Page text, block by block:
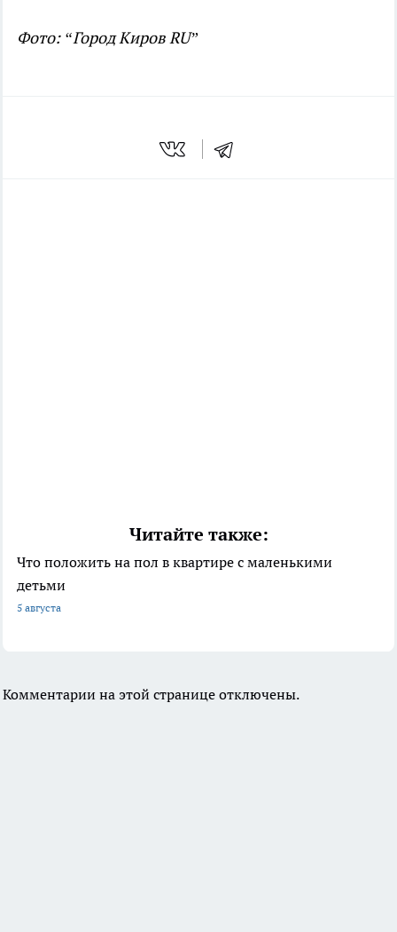
Фото: “Город Киров RU”
Читайте также:
Что положить на пол в квартире с маленькими
детьми
5 августа
Комментарии на этой странице отключены.